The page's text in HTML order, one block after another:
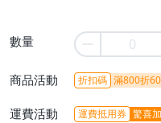
數量
商品活動 折扣碼 滿800折60
運費活動 運費抵用券 驚喜